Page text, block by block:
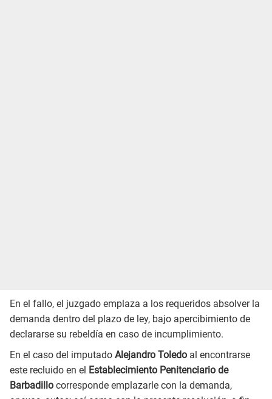
En el fallo, el juzgado emplaza a los requeridos absolver la
demanda dentro del plazo de ley, bajo apercibimiento de
declararse su rebeldía en caso de incumplimiento.
En el caso del imputado Alejandro Toledo al encontrarse
este recluido en el Establecimiento Penitenciario de
Barbadillo corresponde emplazarle con la demanda,